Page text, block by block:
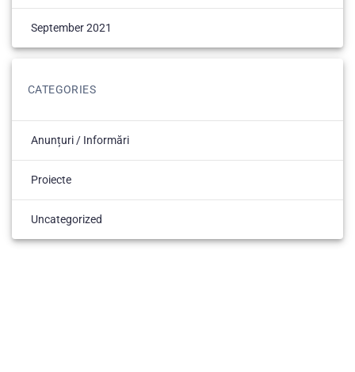
September 2021
CATEGORIES
Anunțuri / Informări
Proiecte
Uncategorized